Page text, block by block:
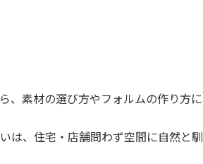
、素材の選び方やフォルムの作り方に
は、住宅・店舗問わず空間に自然と馴